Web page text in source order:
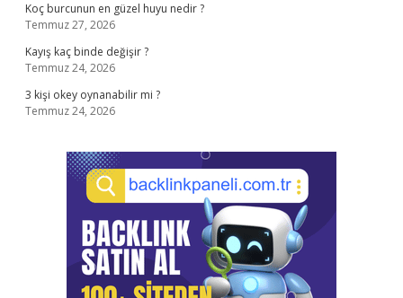
Koç burcunun en güzel huyu nedir ?
Temmuz 27, 2026
Kayış kaç binde değişir ?
Temmuz 24, 2026
3 kişi okey oynanabilir mi ?
Temmuz 24, 2026